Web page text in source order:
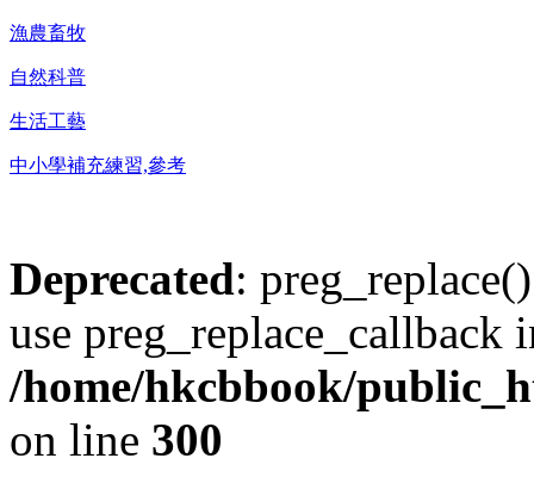
漁農畜牧
自然科普
生活工藝
中小學補充練習,參考
Deprecated:
use preg_replace_callback
/home/hkcbbook/
on line 300